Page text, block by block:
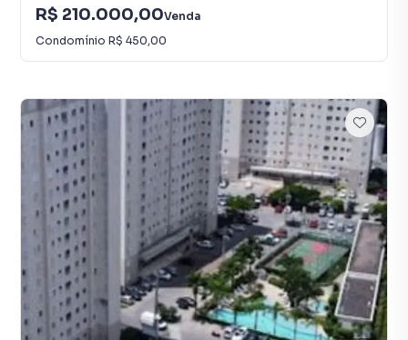
R$ 210.000,00Venda
Condomínio R$ 450,00